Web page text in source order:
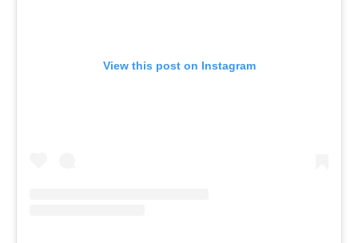
View this post on Instagram